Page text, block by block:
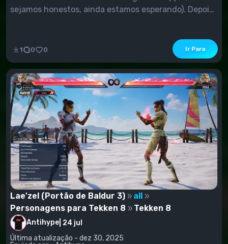
sejamos honestos, ainda estamos esperando). Depois
1 0 0 Ir Para
Lae'zel (Portão de Baldur 3)
all
Personagens para Tekken 8
Tekken 8
Antihype 24 jul
Última atualização - dez 30, 2025